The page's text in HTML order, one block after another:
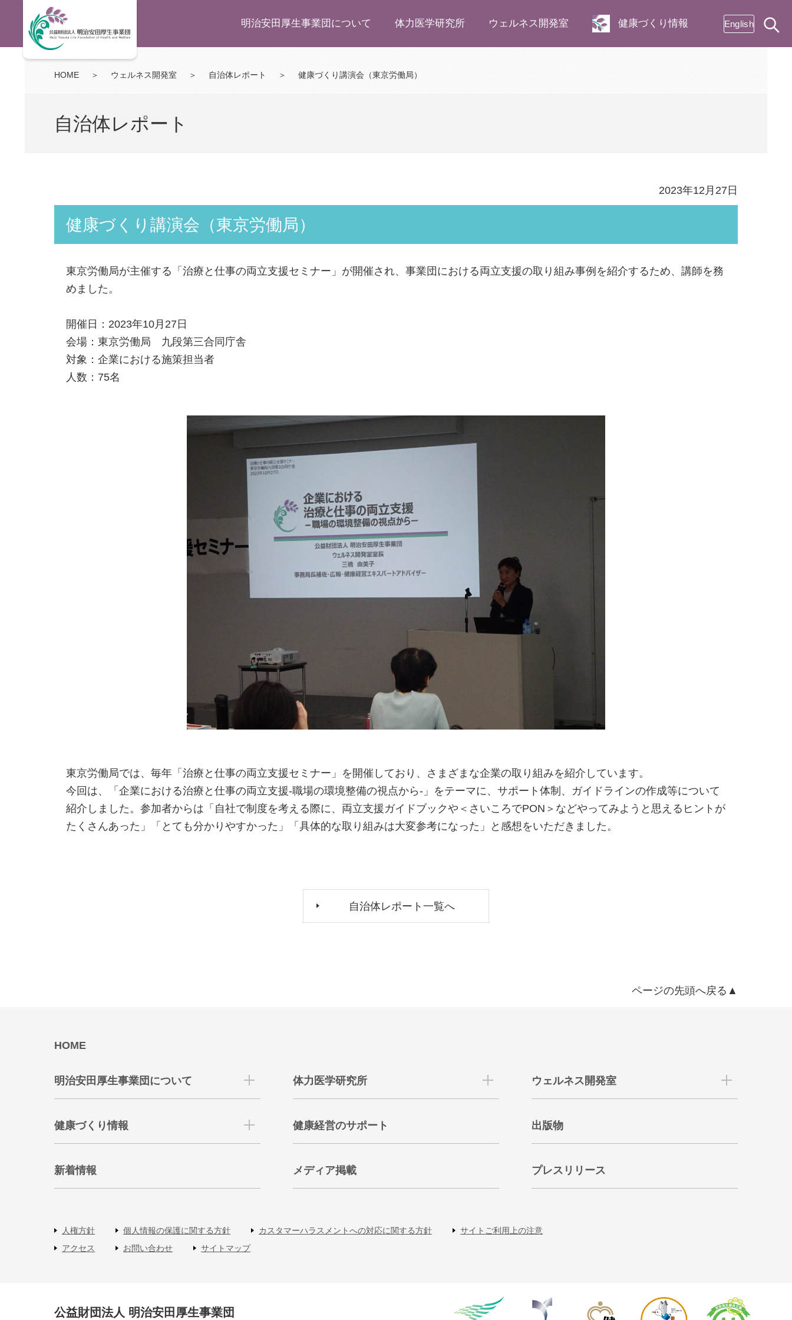
明治安田厚生事業団について 体力医学研究所 ウェルネス開発室 健康づくり情報 English
HOME ＞ ウェルネス開発室 ＞ 自治体レポート ＞ 健康づくり講演会（東京労働局）
自治体レポート
2023年12月27日
健康づくり講演会（東京労働局）
東京労働局が主催する「治療と仕事の両立支援セミナー」が開催され、事業団における両立支援の取り組み事例を紹介するため、講師を務
めました。
開催日：2023年10月27日
会場：東京労働局 九段第三合同庁舎
対象：企業における施策担当者
人数：75名
東京労働局では、毎年「治療と仕事の両立支援セミナー」を開催しており、さまざまな企業の取り組みを紹介しています。
今回は、「企業における治療と仕事の両立支援-職場の環境整備の視点から-」をテーマに、サポート体制、ガイドラインの作成等について
紹介しました。参加者からは「自社で制度を考える際に、両立支援ガイドブックや＜さいころでPON＞などやってみようと思えるヒントが
たくさんあった」「とても分かりやすかった」「具体的な取り組みは大変参考になった」と感想をいただきました。
自治体レポート一覧へ
ページの先頭へ戻る▲
HOME
明治安田厚生事業団について 体力医学研究所 ウェルネス開発室
健康づくり情報 健康経営のサポート 出版物
新着情報 メディア掲載 プレスリリース
人権方針 個人情報の保護に関する方針 カスタマーハラスメントへの対応に関する方針
サイトご利用上の注意
アクセス
お問い合わせ サイトマップ
公益財団法人 明治安田厚生事業団